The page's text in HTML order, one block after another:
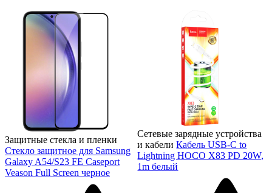
Защитные стекла и пленки
Стекло защитное для Samsung
Galaxy A54/S23 FE Caseport
Veason Full Screen черное
Сетевые зарядные устройства
и кабели Кабель USB-C to
Lightning HOCO X83 PD 20W,
1m белый